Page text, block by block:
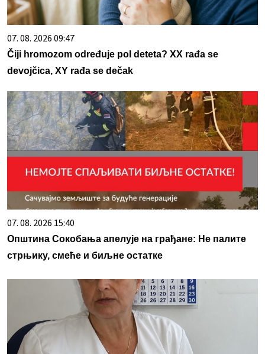
07. 08. 2026 09:47
Čiji hromozom određuje pol deteta? XX rađa se
devojčica, XY rađa se dečak
07. 08. 2026 15:40
Општина Сокобања апелује на грађане: Не палите
стрњику, смеће и биљне остатке